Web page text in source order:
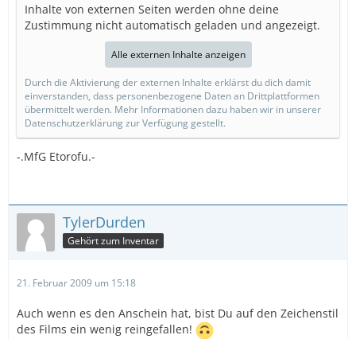
Inhalte von externen Seiten werden ohne deine
Zustimmung nicht automatisch geladen und angezeigt.
Alle externen Inhalte anzeigen
Durch die Aktivierung der externen Inhalte erklärst du dich damit
einverstanden, dass personenbezogene Daten an Drittplattformen
übermittelt werden. Mehr Informationen dazu haben wir in unserer
Datenschutzerklärung zur Verfügung gestellt.
-.MfG Etorofu.-
TylerDurden
Gehört zum Inventar
21. Februar 2009 um 15:18
Auch wenn es den Anschein hat, bist Du auf den Zeichenstil
des Films ein wenig reingefallen!